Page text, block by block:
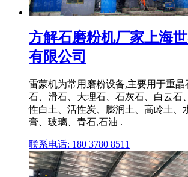
方解石磨粉机厂家上海
有限公司
雷蒙机为常用磨粉设备,主要用于重
石、滑石、大理石、石灰石、白云石
性白土、活性炭、膨润土、高岭土、
膏、玻璃、青石,石油 .
联系电话: 180 3780 8511